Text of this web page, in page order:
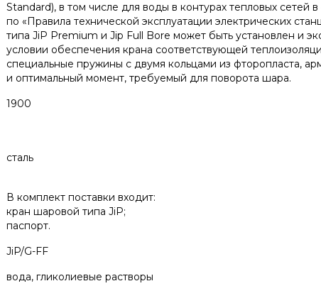
Standard), в том числе для воды в контурах тепловых
по «Правила технической эксплуатации электрических
типа JiP Premium и Jip Full Bore может быть установлен и
условии обеспечения крана соответствующей
специальные пружины с двумя кольцами из фторопласта,
и оптимальный момент, требуемый для поворота шара.
1900
сталь
В комплект поставки входит:
кран шаровой типа JiP;
паспорт.
JiP/G-FF
вода, гликолиевые растворы